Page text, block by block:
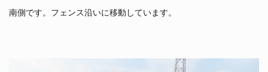
南側です。フェンス沿いに移動しています。